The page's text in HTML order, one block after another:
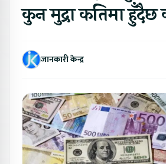
कुन मुद्रा कतिमा हुँदैछ
जानकारी केन्द्र